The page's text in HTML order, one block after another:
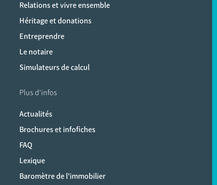
Relations et vivre ensemble
Héritage et donations
Entreprendre
Le notaire
Simulateurs de calcul
Plus d'infos
Actualités
Brochures et infofiches
FAQ
Lexique
Baromètre de l'immobilier